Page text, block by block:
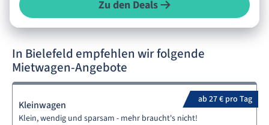
Zu den Deals
In Bielefeld empfehlen wir folgende
Mietwagen-Angebote
ab 27 € pro Tag
Kleinwagen
Klein, wendig und sparsam - mehr braucht's nicht!